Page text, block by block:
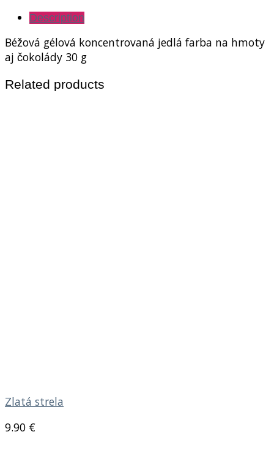
Description
Béžová gélová koncentrovaná jedlá farba na hmoty
aj čokolády 30 g
Related products
Zlatá strela
9.90 €